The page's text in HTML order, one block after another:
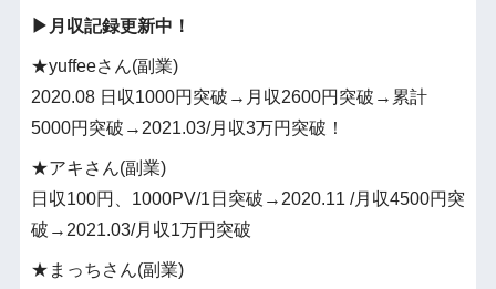
▶︎月収記録更新中！
★yuffeeさん(副業)
2020.08 日収1000円突破→月収2600円突破→累計
5000円突破→2021.03/月収3万円突破！
★アキさん(副業)
日収100円、1000PV/1日突破→2020.11 /月収4500円突
破→2021.03/月収1万円突破
★まっちさん(副業)